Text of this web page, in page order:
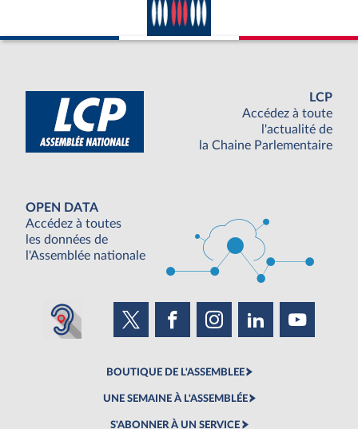
LCP
Accédez à toute
l'actualité de
la Chaine Parlementaire
OPEN DATA
Accédez à toutes
les données de
l'Assemblée nationale
BOUTIQUE DE L'ASSEMBLEE
UNE SEMAINE À L'ASSEMBLÉE
S'ABONNER À UN SERVICE